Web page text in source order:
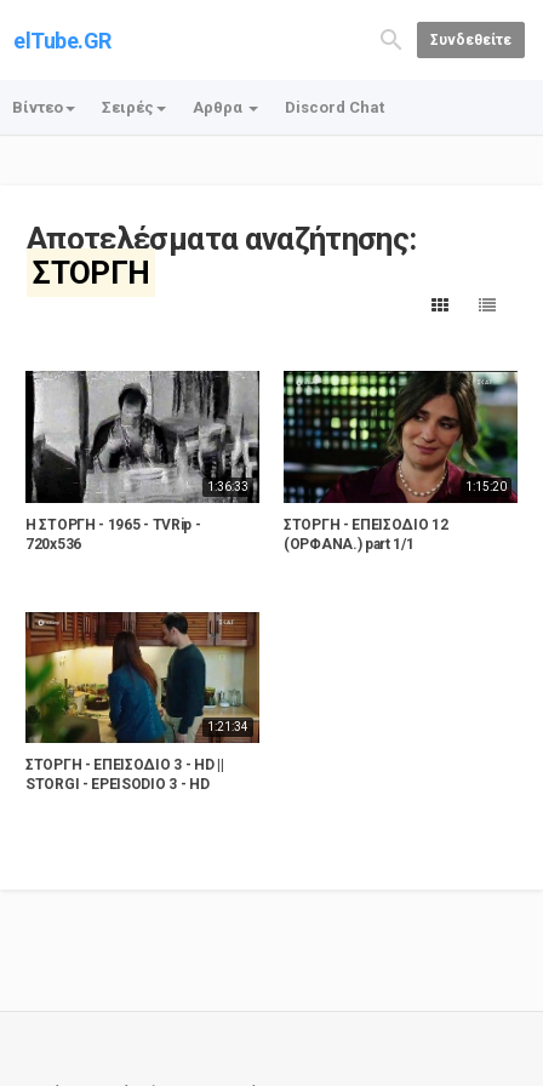
elTube.GR Συνδεθείτε
Βίντεο Σειρές Αρθρα Discord Chat
Αποτελέσματα αναζήτησης:
ΣΤΟΡΓΗ
1:36:33
Η ΣΤΟΡΓΗ - 1965 - TVRip -
720x536
1:15:20
ΣΤΟΡΓΗ - ΕΠΕΙΣΟΔΙΟ 12
(ΟΡΦΑΝΑ.) part 1/1
1:21:34
ΣΤΟΡΓΗ - ΕΠΕΙΣΟΔΙΟ 3 - HD ||
STORGI - EPEISODIO 3 - HD